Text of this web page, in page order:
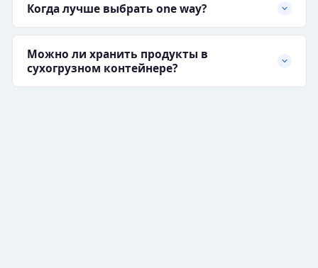
Когда лучше выбрать one way?
Можно ли хранить продукты в
сухогрузном контейнере?